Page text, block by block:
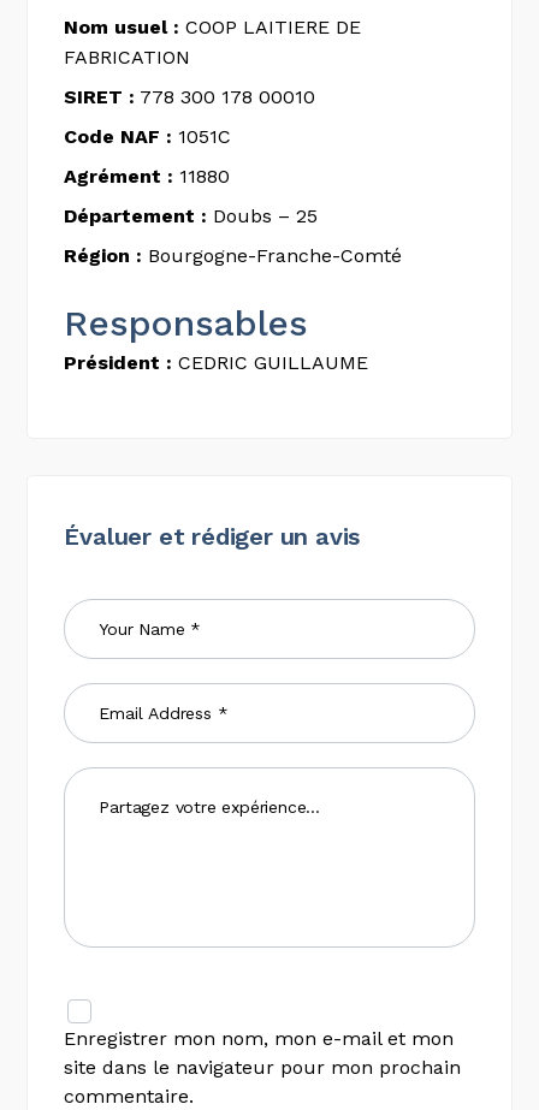
Nom usuel : COOP LAITIERE DE
FABRICATION
SIRET : 778 300 178 00010
Code NAF : 1051C
Agrément : 11880
Département : Doubs – 25
Région : Bourgogne-Franche-Comté
Responsables
Président : CEDRIC GUILLAUME
Évaluer et rédiger un avis
Enregistrer mon nom, mon e-mail et mon
site dans le navigateur pour mon prochain
commentaire.